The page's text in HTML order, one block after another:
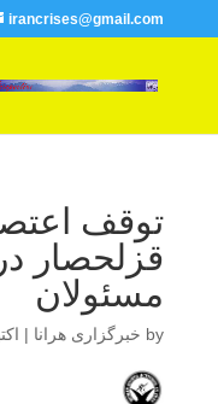
irancrises@gmail.com
توقف
قزلحصار
مسئولان
by خبرگزاری هرانا | اکتبر 20,